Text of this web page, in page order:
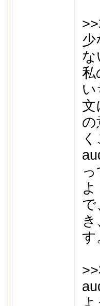
少
な
私
文
の
で
す